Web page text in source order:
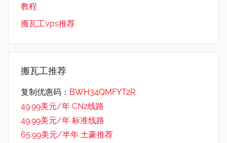
教程
搬瓦工vps推荐
搬瓦工推荐
复制优惠码： BWH34QMFYT2R
49.99美元/年 CN2线路
49.99美元/年 标准线路
65.99美元/半年 土豪推荐